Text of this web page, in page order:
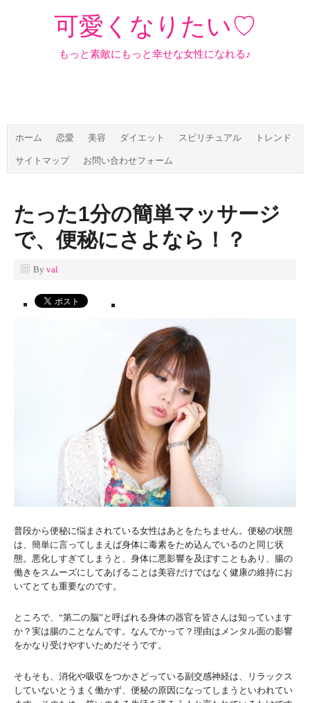
可愛くなりたい♡
もっと素敵にもっと幸せな女性になれる♪
ホーム 恋愛 美容 ダイエット スピリチュアル トレンド
サイトマップ お問い合わせフォーム
たった1分の簡単マッサージ
で、便秘にさよなら！？
By val
普段から便秘に悩まされている女性はあとをたちません。便秘の状態
は、簡単に言ってしまえば身体に毒素をため込んでいるのと同じ状
態。悪化しすぎてしまうと、身体に悪影響を及ぼすこともあり、腸の
働きをスムーズにしてあげることは美容だけではなく健康の維持にお
いてとても重要なのです。
ところで、“第二の脳”と呼ばれる身体の器官を皆さんは知っています
か？実は腸のことなんです。なんでかって？理由はメンタル面の影響
をかなり受けやすいためだそうです。
そもそも、消化や吸収をつかさどっている副交感神経は、リラックス
していないとうまく働かず、便秘の原因になってしまうといわれてい